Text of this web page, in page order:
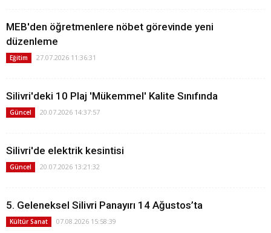
MEB'den öğretmenlere nöbet görevinde yeni
düzenleme
Eğitim 27.07.2026 11:36:31
Silivri'deki 10 Plaj 'Mükemmel' Kalite Sınıfında
Güncel 20.07.2026 14:37:57
Silivri'de elektrik kesintisi
Güncel 20.07.2026 13:21:32
5. Geleneksel Silivri Panayırı 14 Ağustos’ta
Kültür Sanat 07.08.2026 15:58:39